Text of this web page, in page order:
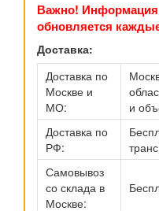
Важно! Информация
обновляется
Доставка:
Доставка по
Москве и
МО:
и
Доставка по
РФ:
Самовывоз
со склада в
Москве: